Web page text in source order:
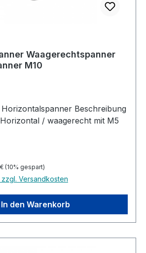
Waagerechtspanner
M10
/ waagerecht mit M5
Preis:
(10% gespart)
Versandkosten
In den Warenkorb